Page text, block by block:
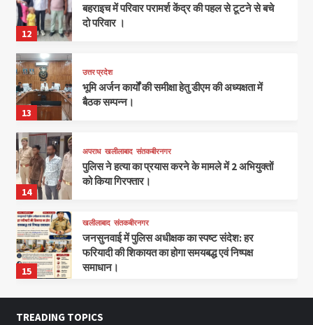
12
बहराइच में परिवार परामर्श केंद्र की पहल से टूटने से बचे
दो परिवार ।
13
उत्तर प्रदेश
भूमि अर्जन कार्यों की समीक्षा हेतु डीएम की अध्यक्षता में
बैठक सम्पन्न।
14
अपराध खलीलाबाद संतकबीरनगर
पुलिस ने हत्या का प्रयास करने के मामले में 2 अभियुक्तों
को किया गिरफ्तार।
15
खलीलाबाद संतकबीरनगर
जनसुनवाई में पुलिस अधीक्षक का स्पष्ट संदेश: हर
फरियादी की शिकायत का होगा समयबद्ध एवं निष्पक्ष
समाधान।
TREADING TOPICS